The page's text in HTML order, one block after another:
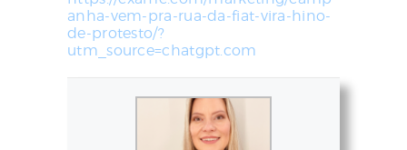
anha-vem-pra-rua-da-fiat-vira-hino-
de-protesto/?
utm_source=chatgpt.com